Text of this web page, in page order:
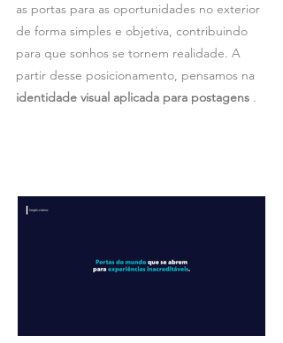
as portas para as oportunidades no exterior
de forma simples e objetiva, contribuindo
para que sonhos se tornem realidade. A
partir desse posicionamento, pensamos na
identidade visual aplicada para postagens .